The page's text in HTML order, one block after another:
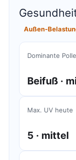
Außen-
Dominante
Beifuß ·
Max. UV heute
5 · mittel